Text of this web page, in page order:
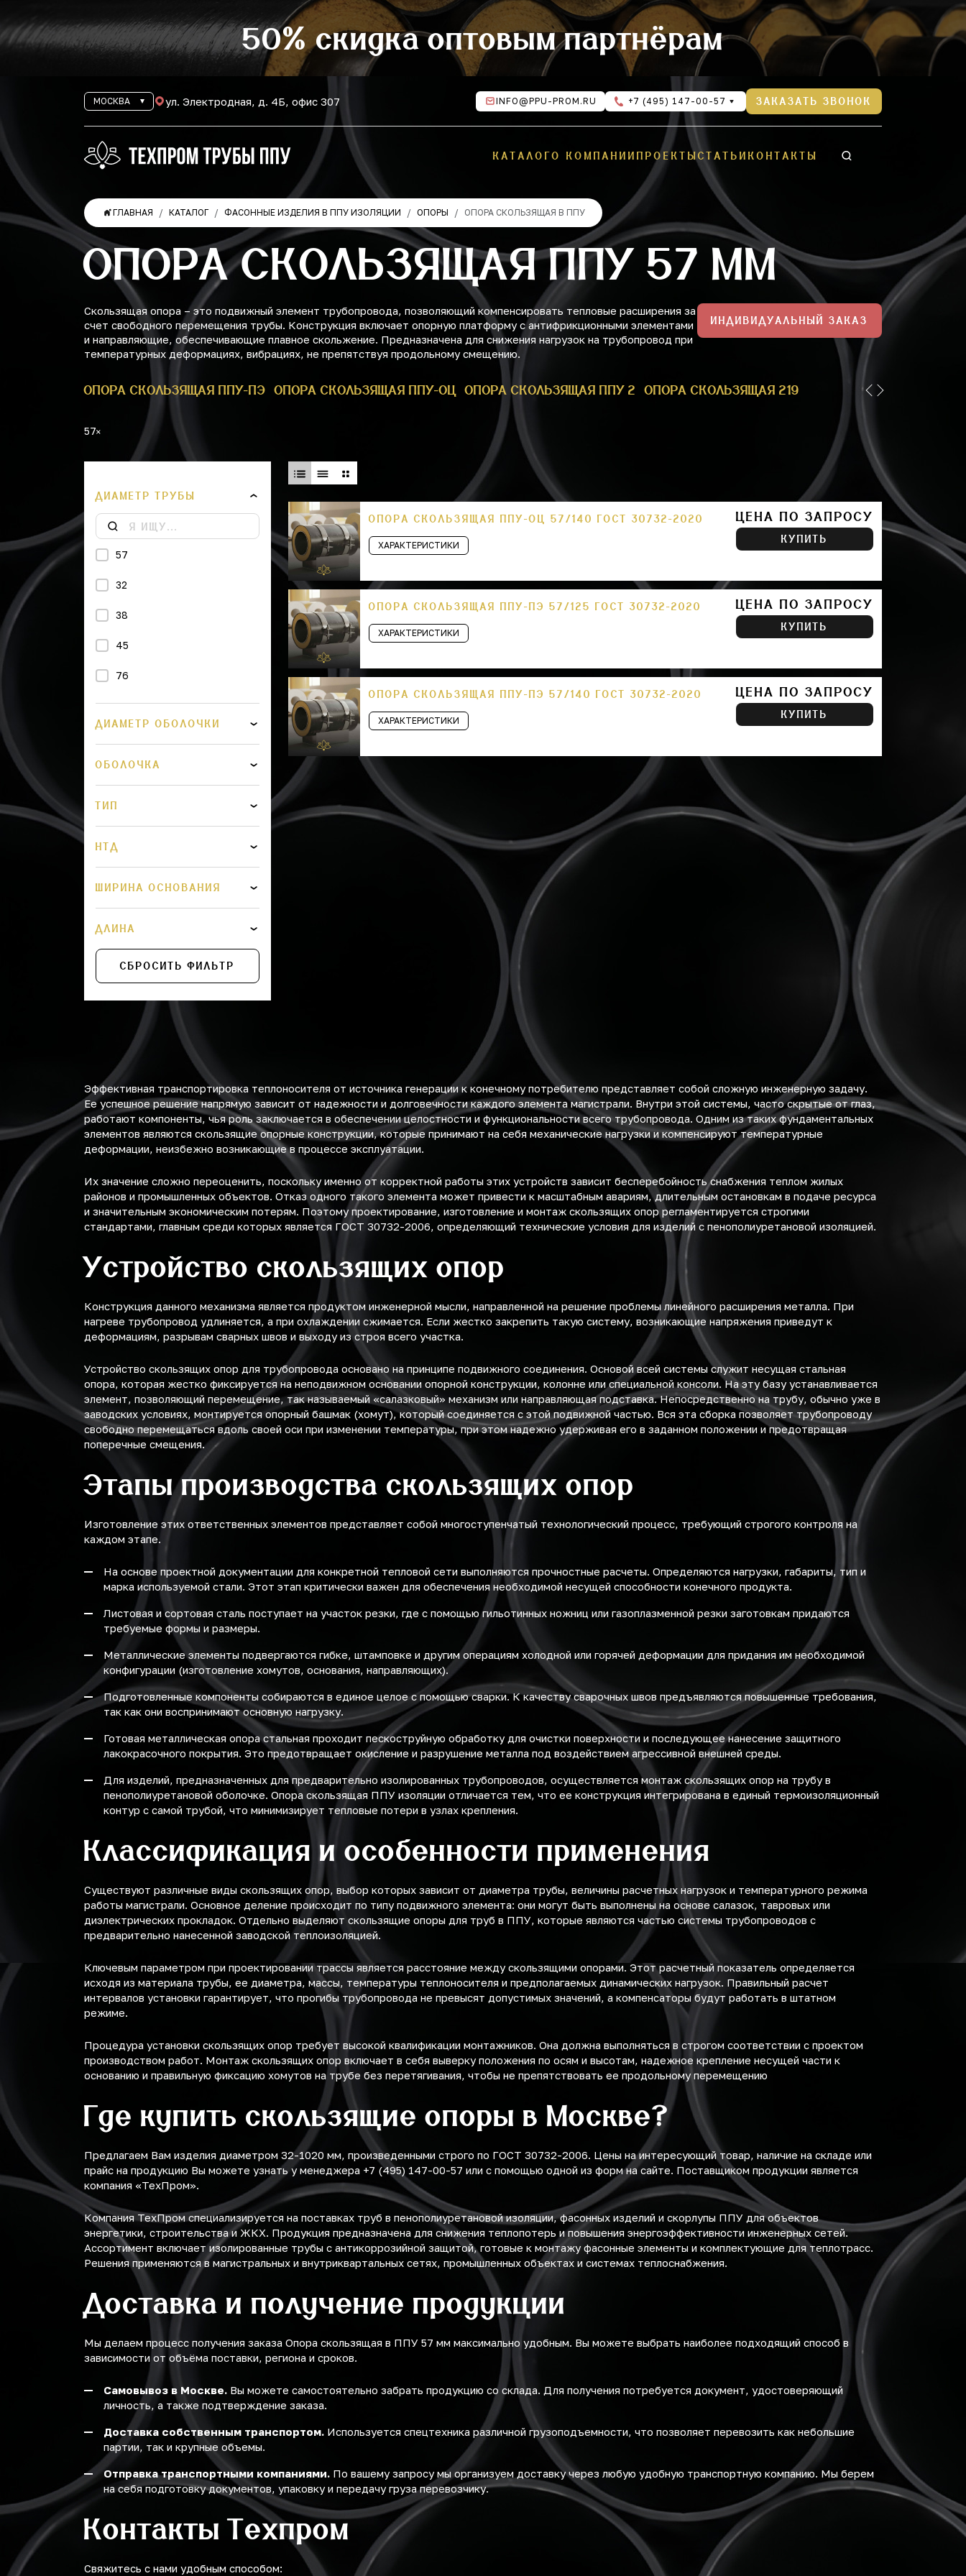
50% скидка оптовым партнёрам
МОСКВА ул. Электродная, д. 4Б, офис 307 INFO@PPU-PROM.RU +7 (495) 147-00-57 ЗАКАЗАТЬ ЗВОНОК
КАТАЛОГО КОМПАНИИ ПРОЕКТЫСТАТЬИ КОНТАКТЫ
ГЛАВНАЯ КАТАЛОГ ФАСОННЫЕ ИЗДЕЛИЯ В ППУ ИЗОЛЯЦИИ ОПОРЫ ОПОРА СКОЛЬЗЯЩАЯ В ППУ
ОПОРА СКОЛЬЗЯЩАЯ ППУ 57 ММ
Скользящая опора – это подвижный элемент трубопровода, позволяющий компенсировать тепловые расширения за
счет свободного перемещения трубы. Конструкция включает опорную платформу с антифрикционными элементами
и направляющие, обеспечивающие плавное скольжение. Предназначена для снижения нагрузок на трубопровод при
температурных деформациях, вибрациях, не препятствуя продольному смещению.
ИНДИВИДУАЛЬНЫЙ ЗАКАЗ
ОПОРА СКОЛЬЗЯЩАЯ ППУ-ПЭ ОПОРА СКОЛЬЗЯЩАЯ ППУ-ОЦ ОПОРА СКОЛЬЗЯЩАЯ ППУ 2 ОПОРА СКОЛЬЗЯЩАЯ 219 ППУ ОПОРА
57
ДИАМЕТР ТРУБЫ
57
32
38
45
76
89
133
219
273
325
530
820
920
1020
ДИАМЕТР ОБОЛОЧКИ
ОБОЛОЧКА
ТИП
НТД
ШИРИНА ОСНОВАНИЯ
ДЛИНА
СБРОСИТЬ ФИЛЬТР
ОПОРА СКОЛЬЗЯЩАЯ ППУ-ОЦ 57/140 ГОСТ 30732-2020
ХАРАКТЕРИСТИКИ
ЦЕНА ПО ЗАПРОСУ
КУПИТЬ
ОПОРА СКОЛЬЗЯЩАЯ ППУ-ПЭ 57/125 ГОСТ 30732-2020
ХАРАКТЕРИСТИКИ
ЦЕНА ПО ЗАПРОСУ
КУПИТЬ
ОПОРА СКОЛЬЗЯЩАЯ ППУ-ПЭ 57/140 ГОСТ 30732-2020
ХАРАКТЕРИСТИКИ
ЦЕНА ПО ЗАПРОСУ
КУПИТЬ
Эффективная транспортировка теплоносителя от источника генерации к конечному потребителю представляет собой сложную инженерную задачу.
Ее успешное решение напрямую зависит от надежности и долговечности каждого элемента магистрали. Внутри этой системы, часто скрытые от глаз,
работают компоненты, чья роль заключается в обеспечении целостности и функциональности всего трубопровода. Одним из таких фундаментальных
элементов являются скользящие опорные конструкции, которые принимают на себя механические нагрузки и компенсируют температурные
деформации, неизбежно возникающие в процессе эксплуатации.
Их значение сложно переоценить, поскольку именно от корректной работы этих устройств зависит бесперебойность снабжения теплом жилых
районов и промышленных объектов. Отказ одного такого элемента может привести к масштабным авариям, длительным остановкам в подаче ресурса
и значительным экономическим потерям. Поэтому проектирование, изготовление и монтаж скользящих опор регламентируется строгими
стандартами, главным среди которых является ГОСТ 30732-2006, определяющий технические условия для изделий с пенополиуретановой изоляцией.
Устройство скользящих опор
Конструкция данного механизма является продуктом инженерной мысли, направленной на решение проблемы линейного расширения металла. При
нагреве трубопровод удлиняется, а при охлаждении сжимается. Если жестко закрепить такую систему, возникающие напряжения приведут к
деформациям, разрывам сварных швов и выходу из строя всего участка.
Устройство скользящих опор для трубопровода основано на принципе подвижного соединения. Основой всей системы служит несущая стальная
опора, которая жестко фиксируется на неподвижном основании опорной конструкции, колонне или специальной консоли. На эту базу устанавливается
элемент, позволяющий перемещение, так называемый «салазковый» механизм или направляющая подставка. Непосредственно на трубу, обычно уже в
заводских условиях, монтируется опорный башмак (хомут), который соединяется с этой подвижной частью. Вся эта сборка позволяет трубопроводу
свободно перемещаться вдоль своей оси при изменении температуры, при этом надежно удерживая его в заданном положении и предотвращая
поперечные смещения.
Этапы производства скользящих опор
Изготовление этих ответственных элементов представляет собой многоступенчатый технологический процесс, требующий строгого контроля на
каждом этапе.
На основе проектной документации для конкретной тепловой сети выполняются прочностные расчеты. Определяются нагрузки, габариты, тип и
марка используемой стали. Этот этап критически важен для обеспечения необходимой несущей способности конечного продукта.
Листовая и сортовая сталь поступает на участок резки, где с помощью гильотинных ножниц или газоплазменной резки заготовкам придаются
требуемые формы и размеры.
Металлические элементы подвергаются гибке, штамповке и другим операциям холодной или горячей деформации для придания им необходимой
конфигурации (изготовление хомутов, основания, направляющих).
Подготовленные компоненты собираются в единое целое с помощью сварки. К качеству сварочных швов предъявляются повышенные требования,
так как они воспринимают основную нагрузку.
Готовая металлическая опора стальная проходит пескоструйную обработку для очистки поверхности и последующее нанесение защитного
лакокрасочного покрытия. Это предотвращает окисление и разрушение металла под воздействием агрессивной внешней среды.
Для изделий, предназначенных для предварительно изолированных трубопроводов, осуществляется монтаж скользящих опор на трубу в
пенополиуретановой оболочке. Опора скользящая ППУ изоляции отличается тем, что ее конструкция интегрирована в единый термоизоляционный
контур с самой трубой, что минимизирует тепловые потери в узлах крепления.
Классификация и особенности применения
Существуют различные виды скользящих опор, выбор которых зависит от диаметра трубы, величины расчетных нагрузок и температурного режима
работы магистрали. Основное деление происходит по типу подвижного элемента: они могут быть выполнены на основе салазок, тавровых или
диэлектрических прокладок. Отдельно выделяют скользящие опоры для труб в ППУ, которые являются частью системы трубопроводов с
предварительно нанесенной заводской теплоизоляцией.
Ключевым параметром при проектировании трассы является расстояние между скользящими опорами. Этот расчетный показатель определяется
исходя из материала трубы, ее диаметра, массы, температуры теплоносителя и предполагаемых динамических нагрузок. Правильный расчет
интервалов установки гарантирует, что прогибы трубопровода не превысят допустимых значений, а компенсаторы будут работать в штатном
режиме.
Процедура установки скользящих опор требует высокой квалификации монтажников. Она должна выполняться в строгом соответствии с проектом
производством работ. Монтаж скользящих опор включает в себя выверку положения по осям и высотам, надежное крепление несущей части к
основанию и правильную фиксацию хомутов на трубе без перетягивания, чтобы не препятствовать ее продольному перемещению
Где купить скользящие опоры в Москве?
Предлагаем Вам изделия диаметром 32-1020 мм, произведенными строго по ГОСТ 30732-2006. Цены на интересующий товар, наличие на складе или
прайс на продукцию Вы можете узнать у менеджера +7 (495) 147-00-57 или с помощью одной из форм на сайте. Поставщиком продукции является
компания «ТехПром».
Компания ТехПром специализируется на поставках труб в пенополиуретановой изоляции, фасонных изделий и скорлупы ППУ для объектов
энергетики, строительства и ЖКХ. Продукция предназначена для снижения теплопотерь и повышения энергоэффективности инженерных сетей.
Ассортимент включает изолированные трубы с антикоррозийной защитой, готовые к монтажу фасонные элементы и комплектующие для теплотрасс.
Решения применяются в магистральных и внутриквартальных сетях, промышленных объектах и системах теплоснабжения.
Доставка и получение продукции
Мы делаем процесс получения заказа Опора скользящая в ППУ 57 мм максимально удобным. Вы можете выбрать наиболее подходящий способ в
зависимости от объёма поставки, региона и сроков.
Самовывоз в Москве. Вы можете самостоятельно забрать продукцию со склада. Для получения потребуется документ, удостоверяющий
личность, а также подтверждение заказа.
Доставка собственным транспортом. Используется спецтехника различной грузоподъемности, что позволяет перевозить как небольшие
партии, так и крупные объемы.
Отправка транспортными компаниями. По вашему запросу мы организуем доставку через любую удобную транспортную компанию. Мы берем
на себя подготовку документов, упаковку и передачу груза перевозчику.
Контакты Техпром
Свяжитесь с нами удобным способом: